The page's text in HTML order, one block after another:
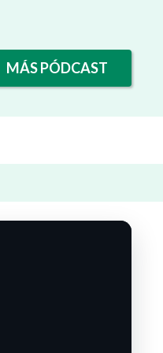
MÁS PÓDCAST